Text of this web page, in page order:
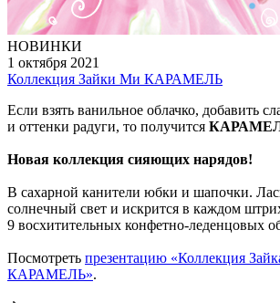
НОВИНКИ
1 октября 2021
Коллекция Зайки Ми КАРАМЕЛЬ
Если взять ванильное облачко, добавить
и оттенки радуги, то получится
Новая коллекция сияющих нарядов!
В сахарной канители юбки и шапочки.
солнечный свет и искрится в каждом
9 восхитительных конфетно-леденцовых
Посмотреть презентацию «Коллекция
КАРАМЕЛЬ».